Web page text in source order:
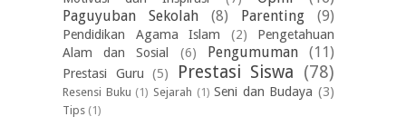
Paguyuban Sekolah
(8) Parenting (9)
Pendidikan Agama Islam (2)
Pengetahuan
Alam dan Sosial
(6) Pengumuman (11)
Prestasi Guru (5) Prestasi Siswa (78)
Resensi Buku (1) Sejarah (1) Seni dan Budaya (3)
Tips (1)